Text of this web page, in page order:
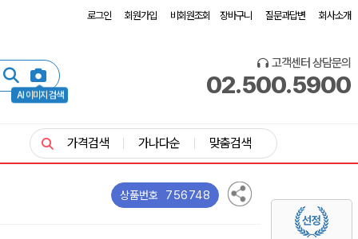
로그인 회원가입 비회원조회 장바구니 질문과답변 회사소개
AI 이미지 검색
고객센터 상담문의
02.500.5900
가격검색 가나다순 맞춤검색
상품번호 756748